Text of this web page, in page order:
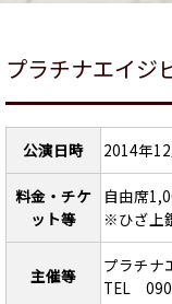
プラチナエイジ
公演日時 2014年
料金・チケ
ット等
自由席
※ひざ上
主催等
プラチナ
TEL 090